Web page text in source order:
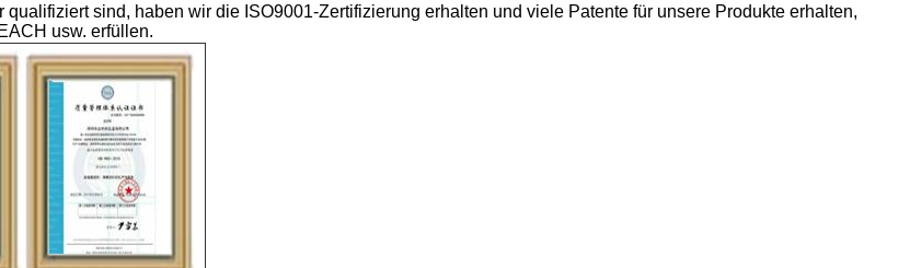
sind, haben wir die ISO9001-Zertifizierung erhalten und viele Patente für unsere Produkte erhalten,
usw. erfüllen.